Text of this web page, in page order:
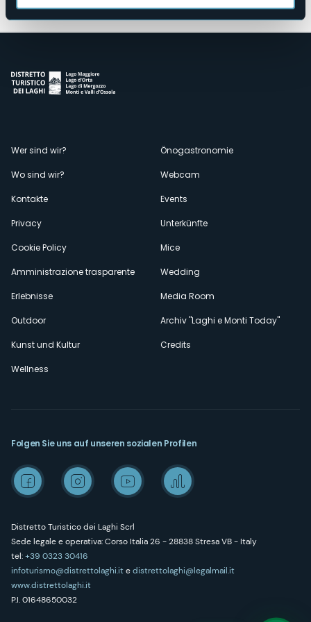
Menù
secondario
Wer sind wir?
Wo sind wir?
Kontakte
Privacy
Cookie Policy
Amministrazione trasparente
Erlebnisse
Outdoor
Kunst und Kultur
Wellness
Önogastronomie
Webcam
Events
Unterkünfte
Mice
Wedding
Media Room
Archiv "Laghi e Monti Today"
Credits
Distretto Turistico dei Laghi Scrl
Sede legale e operativa: Corso Italia 26 - 28838 Stresa VB - Italy
tel:+39 0323 30416
infoturismo@distrettolaghi.itedistrettolaghi@legalmail.it
www.distrettolaghi.it
P.I. 01648650032
Folgen Sie uns auf unseren sozialen Profilen